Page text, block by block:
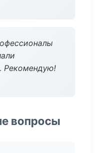
Рекомендую!
вопросы